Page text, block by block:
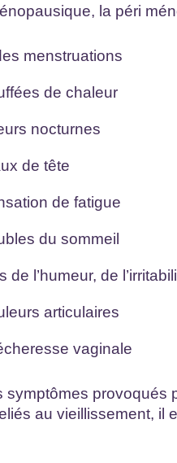
la péri
menstruations
de chaleur
nocturnes
de tête
de fatigue
du sommeil
de l’humeur, de
articulaires
vaginale
symptômes provoqués
au vieillissement, il